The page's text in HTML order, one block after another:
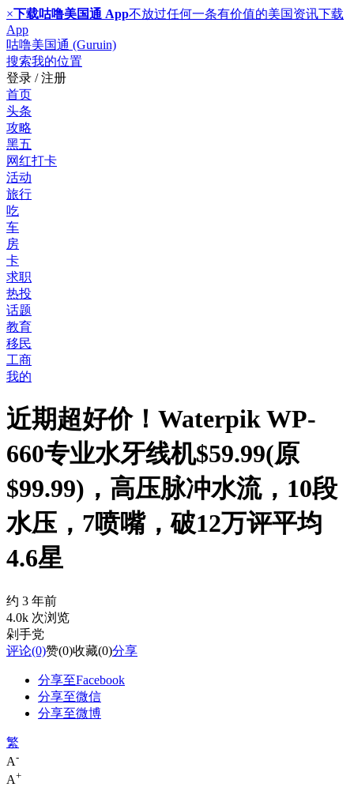
×下载咕噜美国通 App不放过任何一条有价值的美国资讯下载
App
咕噜美国通 (Guruin)
搜索我的位置
登录 / 注册
首页
头条
攻略
黑五
网红打卡
活动
旅行
吃
车
房
卡
求职
热投
话题
教育
移民
工商
我的
近期超好价！Waterpik WP-
660专业水牙线机$59.99(原
$99.99)，高压脉冲水流，10段
水压，7喷嘴，破12万评平均
4.6星
约 3 年前
4.0k 次浏览
剁手党
评论(0)赞(0)收藏(0)分享
分享至Facebook
分享至微信
分享至微博
繁
A-
A+